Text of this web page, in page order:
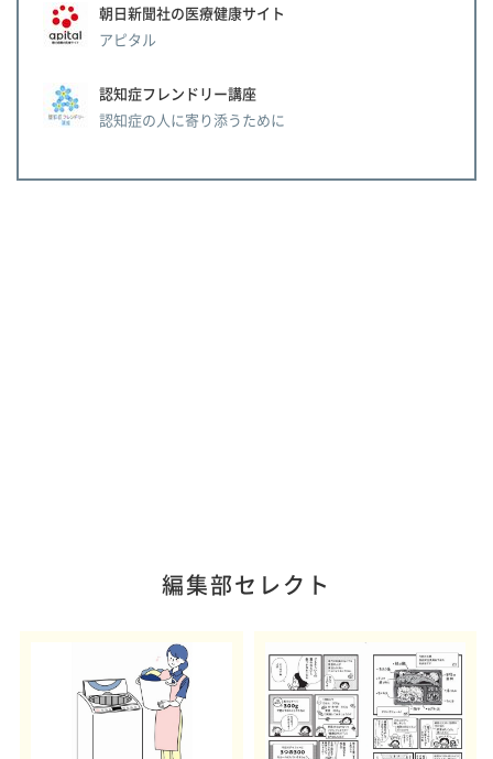
朝日新聞社の医療健康サイト
アピタル
認知症フレンドリー講座
認知症の人に寄り添うために
編集部セレクト